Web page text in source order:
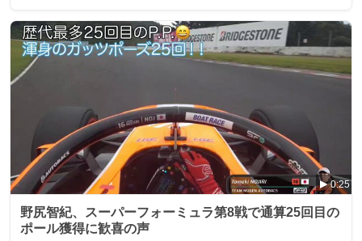
0:25
野尻智紀、スーパーフォーミュラ第8戦で通算25回目の
ポール獲得に歓喜の声